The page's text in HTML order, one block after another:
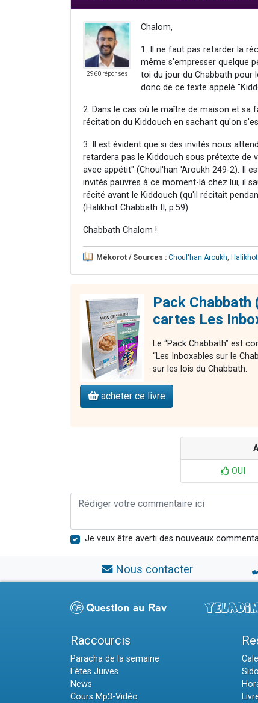
2960 réponses
Chalom,
1. Il ne faut pas retarder la
même s'empresser quelque
toi du jour du Chabbath pour
donc de ce texte appelé
2. Dans le cas où le maître de maison et
récitation du Kiddouch en sachant qu'on
3. Il est évident que si des invités nous
retardera pas le Kiddouch sous prétexte de
avec appétit" (Choul'han 'Aroukh 249-2). Il
invités pauvres à ce moment-là chez lui, il
récité avant le Kiddouch (qu'il récitait
(Halikhot Chabbath II, p.59)
Chabbath Chalom !
Mékorot / Sources : Choul'han Aroukh
Pack Chabbath
cartes Les
Le “Pack Chabbath” est
“Les Inboxables sur le
sur les lois du Chabbath.
acheter ce livre
OUI
Je veux être averti des nouveaux
Nous contacter
Raccourcis
Paracha de la semaine
Fêtes Juives
News
Cours Mp3-Vidéo